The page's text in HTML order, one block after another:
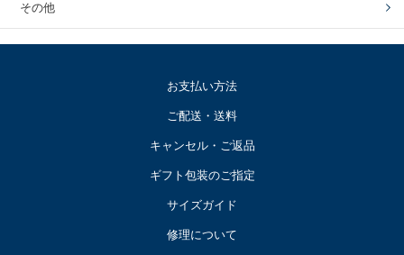
その他
お支払い方法
ご配送・送料
キャンセル・ご返品
ギフト包装のご指定
サイズガイド
修理について